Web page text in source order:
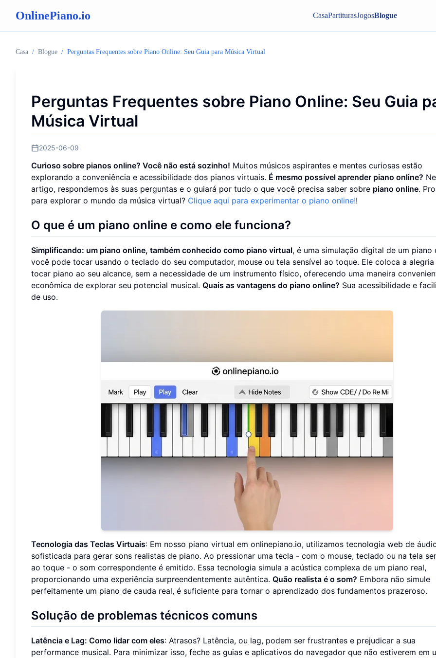
OnlinePiano.io CasaPartiturasJogosBlogue
Casa / Blogue / Perguntas Frequentes sobre Piano Online: Seu Guia para Música Virtual
Perguntas Frequentes sobre Piano Online: Seu Guia
Música Virtual
2025-06-09
Curioso sobre pianos online? Você não está sozinho! Muitos músicos aspirantes e mentes curiosas estão
explorando a conveniência e acessibilidade dos pianos virtuais. É mesmo possível aprender piano online?
artigo, respondemos às suas perguntas e o guiará por tudo o que você precisa saber sobre piano online.
para explorar o mundo da música virtual? Clique aqui para experimentar o piano online!!
O que é um piano online e como ele funciona?
Simplificando: um piano online, também conhecido como piano virtual, é uma simulação digital de um piano
você pode tocar usando o teclado do seu computador, mouse ou tela sensível ao toque. Ele coloca a alegria
tocar piano ao seu alcance, sem a necessidade de um instrumento físico, oferecendo uma maneira
econômica de explorar seu potencial musical. Quais as vantagens do piano online? Sua acessibilidade e
de uso.
Tecnologia das Teclas Virtuais: Em nosso piano virtual em onlinepiano.io, utilizamos tecnologia web de
sofisticada para gerar sons realistas de piano. Ao pressionar uma tecla - com o mouse, teclado ou na tela
ao toque - o som correspondente é emitido. Essa tecnologia simula a acústica complexa de um piano real,
proporcionando uma experiência surpreendentemente autêntica. Quão realista é o som? Embora não simule
perfeitamente um piano de cauda real, é suficiente para tornar o aprendizado dos fundamentos prazeroso.
Solução de problemas técnicos comuns
Latência e Lag: Como lidar com eles: Atrasos? Latência, ou lag, podem ser frustrantes e prejudicar a sua
performance musical. Para minimizar isso, feche as guias e aplicativos do navegador que não estiverem em